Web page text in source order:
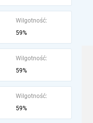
Wilgotność:
59%
Wilgotność:
59%
Wilgotność:
59%